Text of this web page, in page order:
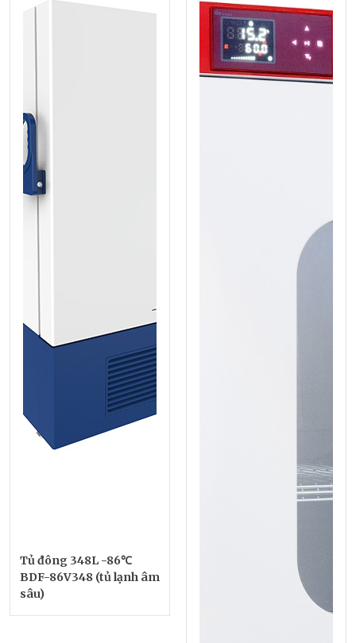
Tủ đông 348L -86℃
BDF-86V348 (tủ lạnh âm
sâu)